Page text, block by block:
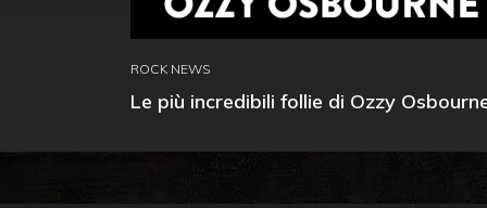
ROCK NEWS
Le più incredibili follie di Ozzy